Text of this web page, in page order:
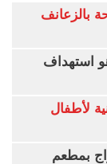
بالزعانف
استهداف
لأطفال
بمطعم